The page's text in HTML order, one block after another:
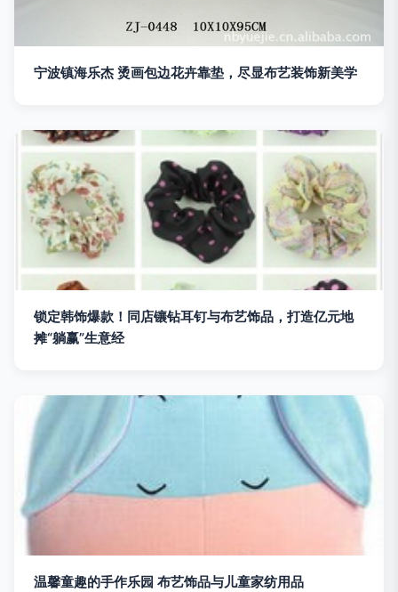
宁波镇海乐杰 烫画包边花卉靠垫，尽显布艺装饰新美学
锁定韩饰爆款！同店镶钻耳钉与布艺饰品，打造亿元地
摊“躺赢”生意经
温馨童趣的手作乐园 布艺饰品与儿童家纺用品